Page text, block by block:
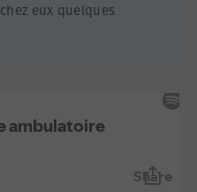
eux quelques